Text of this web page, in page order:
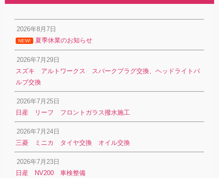
2026年8月7日
NEW! 夏季休業のお知らせ
2026年7月29日
スズキ アルトワークス スパークプラグ交換、ヘッドライトバ
ルブ交換
2026年7月25日
日産 リーフ フロントガラス撥水施工
2026年7月24日
三菱 ミニカ タイヤ交換 オイル交換
2026年7月23日
日産 NV200 車検整備